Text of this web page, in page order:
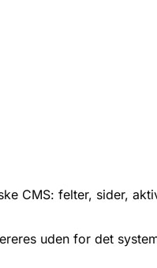
CMS: felter, sider,
uden for det